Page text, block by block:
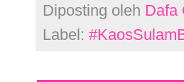
Diposting oleh Dafa
Label: